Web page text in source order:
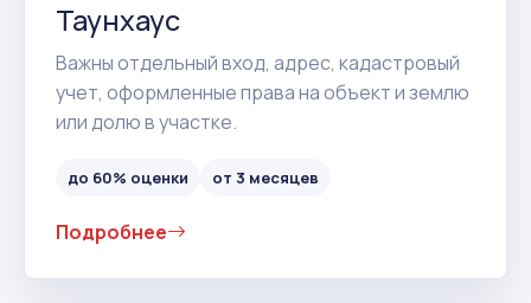
Таунхаус
Важны отдельный вход, адрес, кадастровый
учет, оформленные права на объект и землю
или долю в участке.
до 60% оценки от 3 месяцев
Подробнее